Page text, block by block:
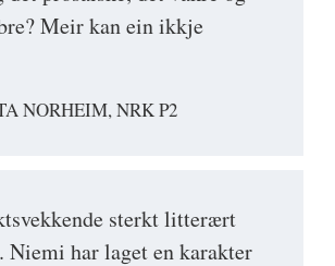
Meir kan ein ikkje
NORHEIM, NRK P2
sterkt litterært
Niemi har laget en karakter